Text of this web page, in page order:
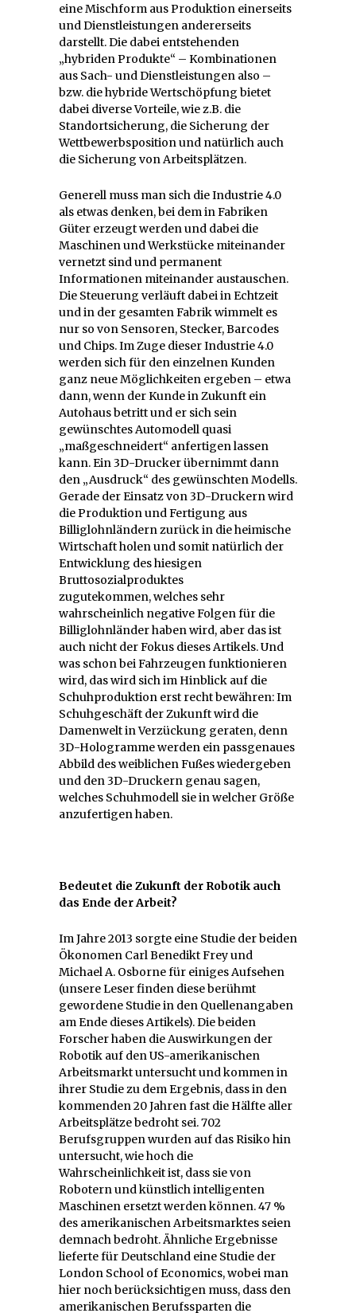
eine Mischform aus Produktion einerseits
und Dienstleistungen andererseits
darstellt. Die dabei entstehenden
„hybriden Produkte“ – Kombinationen
aus Sach- und Dienstleistungen also –
bzw. die hybride Wertschöpfung bietet
dabei diverse Vorteile, wie z.B. die
Standortsicherung, die Sicherung der
Wettbewerbsposition und natürlich auch
die Sicherung von Arbeitsplätzen.
Generell muss man sich die Industrie 4.0
als etwas denken, bei dem in Fabriken
Güter erzeugt werden und dabei die
Maschinen und Werkstücke miteinander
vernetzt sind und permanent
Informationen miteinander austauschen.
Die Steuerung verläuft dabei in Echtzeit
und in der gesamten Fabrik wimmelt es
nur so von Sensoren, Stecker, Barcodes
und Chips. Im Zuge dieser Industrie 4.0
werden sich für den einzelnen Kunden
ganz neue Möglichkeiten ergeben – etwa
dann, wenn der Kunde in Zukunft ein
Autohaus betritt und er sich sein
gewünschtes Automodell quasi
„maßgeschneidert“ anfertigen lassen
kann. Ein 3D-Drucker übernimmt dann
den „Ausdruck“ des gewünschten Modells.
Gerade der Einsatz von 3D-Druckern wird
die Produktion und Fertigung aus
Billiglohnländern zurück in die heimische
Wirtschaft holen und somit natürlich der
Entwicklung des hiesigen
Bruttosozialproduktes
zugutekommen, welches sehr
wahrscheinlich negative Folgen für die
Billiglohnländer haben wird, aber das ist
auch nicht der Fokus dieses Artikels. Und
was schon bei Fahrzeugen funktionieren
wird, das wird sich im Hinblick auf die
Schuhproduktion erst recht bewähren: Im
Schuhgeschäft der Zukunft wird die
Damenwelt in Verzückung geraten, denn
3D-Hologramme werden ein passgenaues
Abbild des weiblichen Fußes wiedergeben
und den 3D-Druckern genau sagen,
welches Schuhmodell sie in welcher Größe
anzufertigen haben.
Bedeutet die Zukunft der Robotik auch
das Ende der Arbeit?
Im Jahre 2013 sorgte eine Studie der beiden
Ökonomen Carl Benedikt Frey und
Michael A. Osborne für einiges Aufsehen
(unsere Leser finden diese berühmt
gewordene Studie in den Quellenangaben
am Ende dieses Artikels). Die beiden
Forscher haben die Auswirkungen der
Robotik auf den US-amerikanischen
Arbeitsmarkt untersucht und kommen in
ihrer Studie zu dem Ergebnis, dass in den
kommenden 20 Jahren fast die Hälfte aller
Arbeitsplätze bedroht sei. 702
Berufsgruppen wurden auf das Risiko hin
untersucht, wie hoch die
Wahrscheinlichkeit ist, dass sie von
Robotern und künstlich intelligenten
Maschinen ersetzt werden können. 47 %
des amerikanischen Arbeitsmarktes seien
demnach bedroht. Ähnliche Ergebnisse
lieferte für Deutschland eine Studie der
London School of Economics, wobei man
hier noch berücksichtigen muss, dass den
amerikanischen Berufssparten die